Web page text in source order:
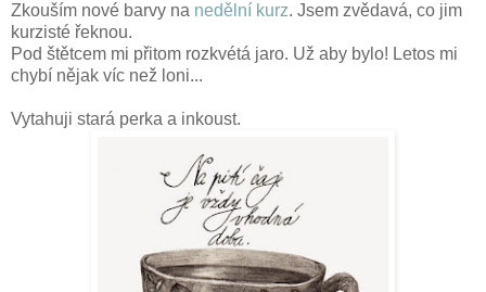
Zkouším nové barvy na nedělní kurz. Jsem zvědavá, co jim
kurzisté řeknou.
Pod štětcem mi přitom rozkvétá jaro. Už aby bylo! Letos mi
chybí nějak víc než loni...
Vytahuji stará perka a inkoust.